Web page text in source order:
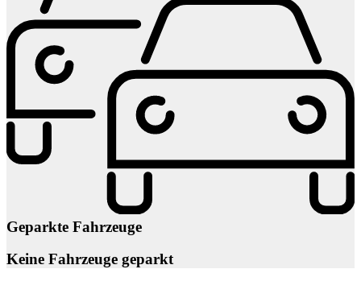
Geparkte Fahrzeuge
Keine Fahrzeuge geparkt